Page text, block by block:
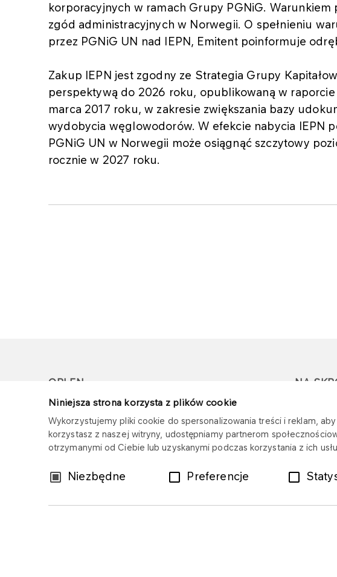
Niniejsza strona korzysta z plików cookie
Wykorzystujemy pliki cookie do spersonalizowania treści i reklam,
korzystasz z naszej witryny, udostępniamy partnerom
otrzymanymi od Ciebie lub uzyskanymi podczas korzystania z ich
WybórNiezbędne Preferencje
korporacyjnych w ramach Grupy PGNiG. Warunkiem
zgód administracyjnych w Norwegii. O spełnieniu
przez PGNiG UN nad IEPN, Emitent poinformuje
Zakup IEPN jest zgodny ze Strategia Grupy
perspektywą do 2026 roku, opublikowaną w raporcie
marca 2017 roku, w zakresie zwiększania bazy
wydobycia węglowodorów. W efekcie nabycia IEPN
PGNiG UN w Norwegii może osiągnąć szczytowy
rocznie w 2027 roku.
ORLEN
Copyright © 1996-2026
Wszystkie prawa zastrzeżone
NA
Mapa